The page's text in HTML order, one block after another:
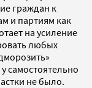
граждан к
и партиям как
на усиление
любых
самостоятельно
не было.